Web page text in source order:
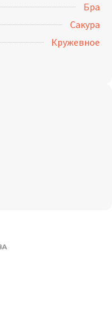
Бра
Сакура
Кружевное